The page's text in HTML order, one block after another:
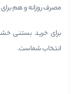
مصرف روزانه و هم
برای خرید بستنی
انتخاب شماست.